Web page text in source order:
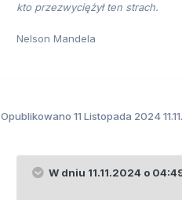
kto przezwyciężył ten strach.
Nelson Mandela
Opublikowano 11 Listopada 2024
W dniu 11.11.2024 o